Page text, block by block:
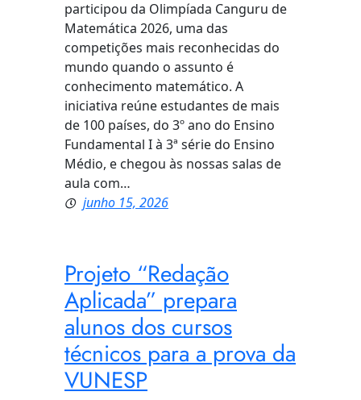
participou da Olimpíada Canguru de
Matemática 2026, uma das
competições mais reconhecidas do
mundo quando o assunto é
conhecimento matemático. A
iniciativa reúne estudantes de mais
de 100 países, do 3º ano do Ensino
Fundamental I à 3ª série do Ensino
Médio, e chegou às nossas salas de
aula com…
junho 15, 2026
Projeto “Redação
Aplicada” prepara
alunos dos cursos
técnicos para a prova da
VUNESP